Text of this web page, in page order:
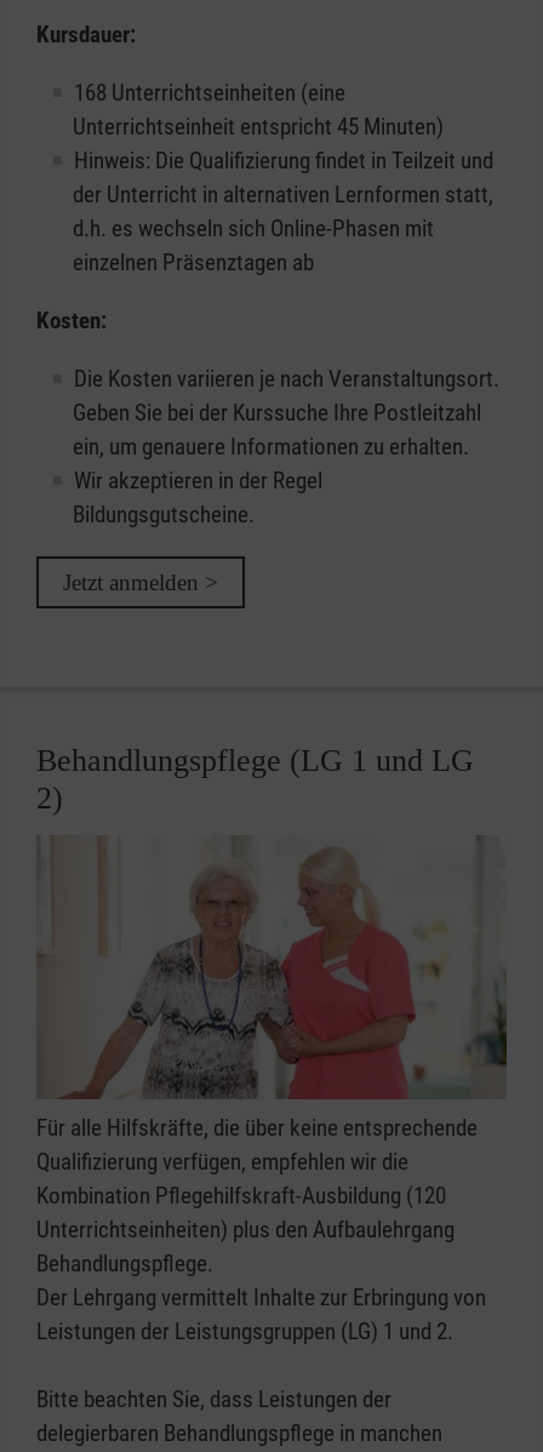
Kursdauer:
168 Unterrichtseinheiten (eine
Unterrichtseinheit entspricht 45 Minuten)
Hinweis: Die Qualifizierung findet in Teilzeit und
der Unterricht in alternativen Lernformen statt,
d.h. es wechseln sich Online-Phasen mit
einzelnen Präsenztagen ab
Kosten:
Die Kosten variieren je nach Veranstaltungsort.
Geben Sie bei der Kurssuche Ihre Postleitzahl
ein, um genauere Informationen zu erhalten.
Wir akzeptieren in der Regel
Bildungsgutscheine.
Jetzt anmelden >
Behandlungspflege (LG 1 und LG
2)
Für alle Hilfskräfte, die über keine entsprechende
Qualifizierung verfügen, empfehlen wir die
Kombination Pflegehilfskraft-Ausbildung (120
Unterrichtseinheiten) plus den Aufbaulehrgang
Behandlungspflege.
Der Lehrgang vermittelt Inhalte zur Erbringung von
Leistungen der Leistungsgruppen (LG) 1 und 2.
Bitte beachten Sie, dass Leistungen der
delegierbaren Behandlungspflege in manchen